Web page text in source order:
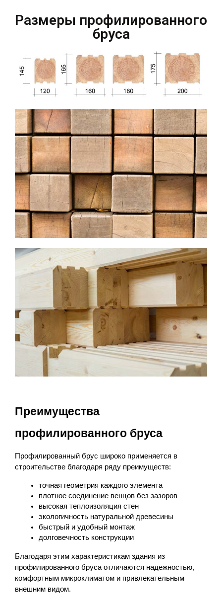
Размеры профилированного
бруса
Преимущества
профилированного бруса
Профилированный брус широко применяется в
строительстве благодаря ряду преимуществ:
точная геометрия каждого элемента
плотное соединение венцов без зазоров
высокая теплоизоляция стен
экологичность натуральной древесины
быстрый и удобный монтаж
долговечность конструкции
Благодаря этим характеристикам здания из
профилированного бруса отличаются надежностью,
комфортным микроклиматом и привлекательным
внешним видом.